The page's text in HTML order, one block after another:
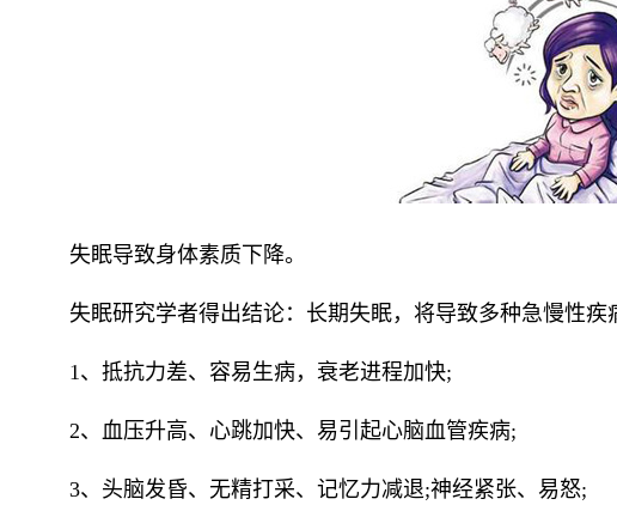
失眠导致身体素质下降。
失眠研究学者得出结论：长期失眠，将导致多种急慢性疾
1、抵抗力差、容易生病，衰老进程加快;
2、血压升高、心跳加快、易引起心脑血管疾病;
3、头脑发昏、无精打采、记忆力减退;神经紧张、易怒;